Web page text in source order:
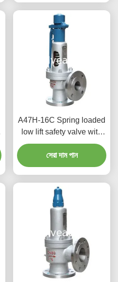
A47H-16C Spring loaded
low lift safety valve with
alever（A47H）suitable
for equipment and piping
for steam , air
সেরা দাম পান